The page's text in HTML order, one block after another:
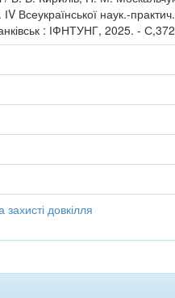
ІV Всеукраїнської наук.-
: ІФНТУНГ, 2025. -
довкілля